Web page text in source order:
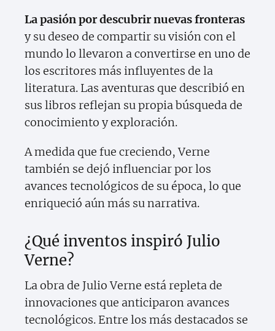
La pasión por descubrir nuevas fronteras
y su deseo de compartir su visión con el
mundo lo llevaron a convertirse en uno de
los escritores más influyentes de la
literatura. Las aventuras que describió en
sus libros reflejan su propia búsqueda de
conocimiento y exploración.
A medida que fue creciendo, Verne
también se dejó influenciar por los
avances tecnológicos de su época, lo que
enriqueció aún más su narrativa.
¿Qué inventos inspiró Julio
Verne?
La obra de Julio Verne está repleta de
innovaciones que anticiparon avances
tecnológicos. Entre los más destacados se